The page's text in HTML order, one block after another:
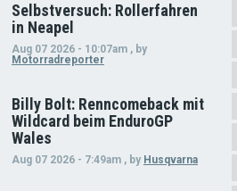
Selbstversuch: Rollerfahren
in Neapel
Aug 07 2026 - 10:07am , by
Motorradreporter
Billy Bolt: Renncomeback mit
Wildcard beim EnduroGP
Wales
Aug 07 2026 - 7:49am , by Husqvarna